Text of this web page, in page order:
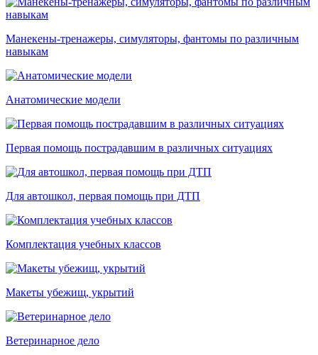
Манекены-тренажеры, симуляторы, фантомы по различным
навыкам
Анатомические модели
Первая помощь пострадавшим в различных ситуациях
Для автошкол, первая помощь при ДТП
Комплектация учебных классов
Макеты убежищ, укрытий
Ветеринарное дело